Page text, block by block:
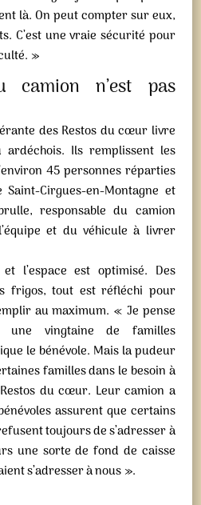
là. On peut compter sur eux,
C’est une vraie sécurité pour
»
camion n’est pas
des Restos du cœur livre
Ils remplissent les
45 personnes réparties
Cirgues-en-Montagne et
responsable du camion
et du véhicule à livrer
l’espace est optimisé. Des
frigos, tout est réfléchi pour
au maximum. « Je pense
une vingtaine de familles
le bénévole. Mais la pudeur
familles dans le besoin à
du cœur. Leur camion a
assurent que certains
toujours de s’adresser à
une sorte de fond de caisse
s’adresser à nous ».